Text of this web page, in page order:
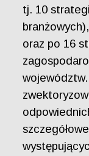
tj. 10
oraz po 16